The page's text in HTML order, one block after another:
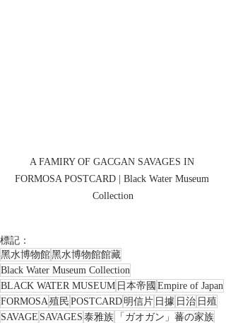
A FAMIRY OF GACGAN SAVAGES IN
FORMOSA POSTCARD | Black Water Museum
Collection
標記：
黑水博物館黑水博物館館藏
Black Water Museum Collection
BLACK WATER MUSEUM 日本帝國 Empire of Japan
FORMOSA 殖民 POSTCARD 明信片 日據 日治 日殖
SAVAGE SAVAGES 泰雅族
「ガオガン」蕃の家族